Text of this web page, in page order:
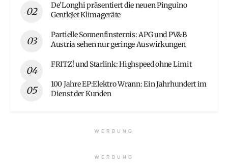
De’Longhi präsentiert die neuen Pinguino
GentleJet Klimageräte
Partielle Sonnenfinsternis: APG und PV&B
Austria sehen nur geringe Auswirkungen
FRITZ! und Starlink: Highspeed ohne Limit
100 Jahre EP:Elektro Wrann: Ein Jahrhundert im
Dienst der Kunden
WERBUNG
WERBUNG